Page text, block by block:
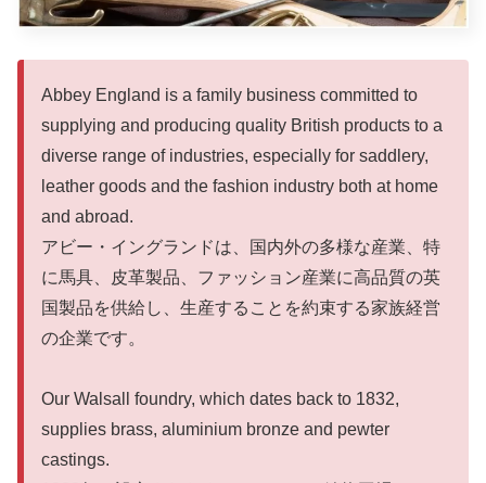
Abbey England is a family business committed to
supplying and producing quality British products to a
diverse range of industries, especially for saddlery,
leather goods and the fashion industry both at home
and abroad.
アビー・イングランドは、国内外の多様な産業、特
に馬具、皮革製品、ファッション産業に高品質の英
国製品を供給し、生産することを約束する家族経営
の企業です。
Our Walsall foundry, which dates back to 1832,
supplies brass, aluminium bronze and pewter
castings.